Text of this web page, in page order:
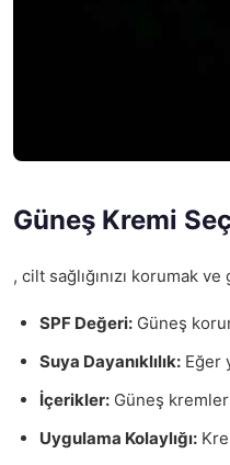
Güneş Kremi
, cilt sağlığınızı korumak
SPF Değeri: Güneş
Suya Dayanıklılık: Eğer
İçerikler: Güneş
Uygulama Kolaylığı: